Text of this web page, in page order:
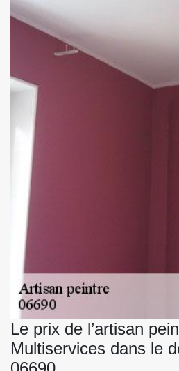
Le prix de l’artisan
Multiservices dans le